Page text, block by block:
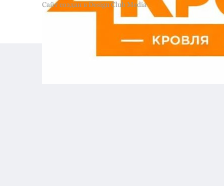
Сайт создан в Design Club Media